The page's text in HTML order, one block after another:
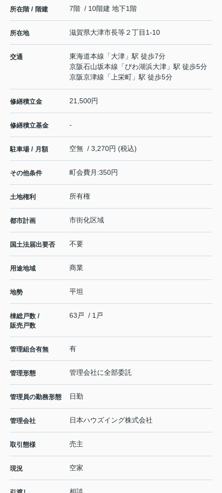
所在階 / 階建 7階 / 10階建 地下1階
所在地 滋賀県大津市長等２丁目1-10
交通 東海道本線 「大津 」駅 徒歩7分
京阪石山坂本線 「びわ湖浜大津 」駅 徒歩5分
京阪京津線 「 上栄町 」駅 徒歩5分
修繕積立金 21,500円
修繕積立基金 -
駐車場 / 月額 空無 / 3,270円 (税込)
その他条件 町会費月:350円
土地権利 所有権
都市計画 市街化区域
国土法届出要否 不要
用途地域 商業
地勢 平坦
棟総戸数 /
販売戸数
63戸 / 1戸
管理組合有無 有
管理形態 管理会社に全部委託
管理員の勤務形態 日勤
管理会社 日本ハウズイング株式会社
取引態様 売主
現況 空家